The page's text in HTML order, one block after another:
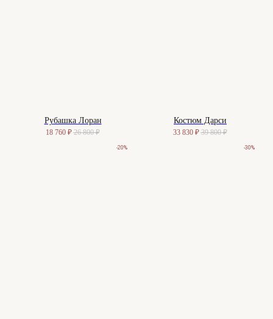
Рубашка Лоран
18 760 ₽ 26 800 ₽
Костюм Дарси
33 830 ₽ 39 800 ₽
-20% -30%